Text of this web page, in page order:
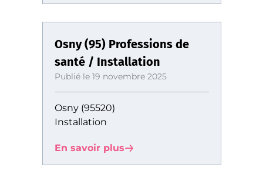
Osny (95) Professions de
santé / Installation
Publié le 19 novembre 2025
Osny (95520)
Installation
En savoir plus